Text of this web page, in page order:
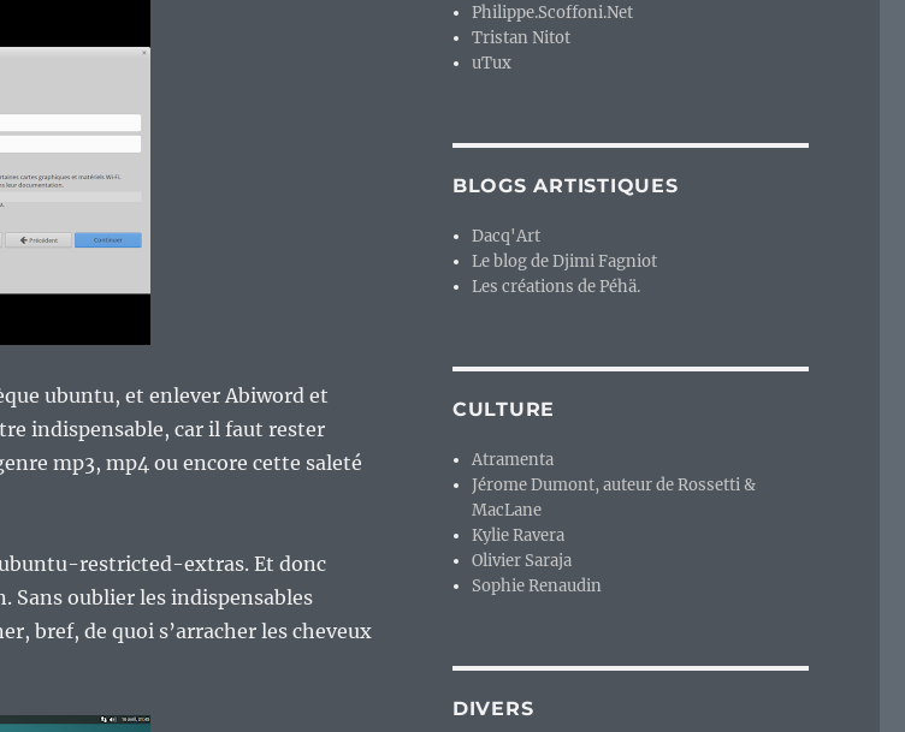
ubuntu, et enlever Abiword et
indispensable, car il faut rester
mp3, mp4 ou encore cette saleté
restricted-extras. Et donc
Sans oublier les indispensables
bref, de quoi s’arracher les cheveux
Philippe.Scoffoni.Net
Tristan Nitot
uTux
BLOGS ARTISTIQUES
Dacq'Art
Le blog de Djimi Fagniot
Les créations de Péhä.
CULTURE
Atramenta
Jérome Dumont, auteur de Rossetti &
MacLane
Kylie Ravera
Olivier Saraja
Sophie Renaudin
DIVERS